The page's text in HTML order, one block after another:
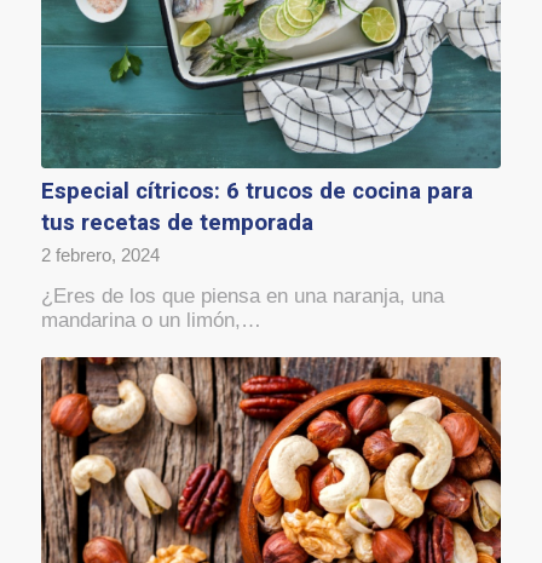
Especial cítricos: 6 trucos de cocina para
tus recetas de temporada
2 febrero, 2024
¿Eres de los que piensa en una naranja, una
mandarina o un limón,…